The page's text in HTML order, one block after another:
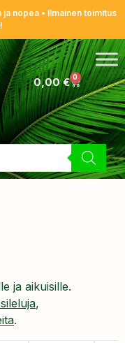
nopea • Ilmainen toimitus
0,00€ 0
ja aikuisille.
,
.